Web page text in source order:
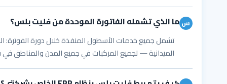
ما الذي تشمله الفاتورة الموحدة من فليت بلس؟
تشمل جميع خدمات الأسطول المنفذة خلال دورة الفوترة:
الميدانية — لجميع المركبات في جميع المدن والمناطق